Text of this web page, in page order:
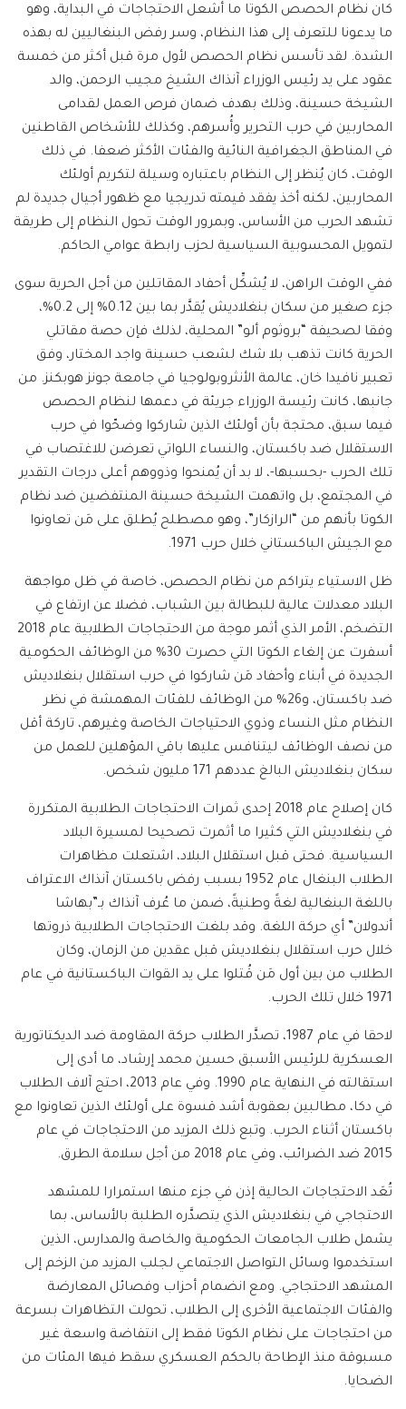
كان نظام الحصص الكوتا ما أشعل الاحتجاجات في البداية، وهو
ما يدعونا للتعرف إلى هذا النظام، وسر رفض البنغاليين له بهذه
الشدة. لقد تأسس نظام الحصص لأول مرة قبل أكثر من خمسة
عقود على يد رئيس الوزراء آنذاك الشيخ مجيب الرحمن، والد
الشيخة حسينة، وذلك بهدف ضمان فرص العمل لقدامى
المحاربين في حرب التحرير وأُسرهم، وكذلك للأشخاص القاطنين
في المناطق الجغرافية النائية والفئات الأكثر ضعفا. في ذلك
الوقت، كان يُنظر إلى النظام باعتباره وسيلة لتكريم أولئك
المحاربين، لكنه أخذ يفقد قيمته تدريجيا مع ظهور أجيال جديدة لم
تشهد الحرب من الأساس، وبمرور الوقت تحول النظام إلى طريقة
لتمويل المحسوبية السياسية لحزب رابطة عوامي الحاكم.
ففي الوقت الراهن، لا يُشكِّل أحفاد المقاتلين من أجل الحرية سوى
جزء صغير من سكان بنغلاديش يُقدَّر بما بين 0.12% إلى 0.2%،
وفقا لصحيفة “بروثوم ألو” المحلية، لذلك فإن حصة مقاتلي
الحرية كانت تذهب بلا شك لشعب حسينة واجد المختار، وفق
تعبير نافيدا خان، عالمة الأنثروبولوجيا في جامعة جونز هوبكنز. من
جانبها، كانت رئيسة الوزراء جريئة في دعمها لنظام الحصص
فيما سبق، محتجة بأن أولئك الذين شاركوا وضحّوا في حرب
الاستقلال ضد باكستان، والنساء اللواتي تعرضن للاغتصاب في
تلك الحرب -بحسبها-، لا بد أن يُمنحوا وذووهم أعلى درجات التقدير
في المجتمع، بل واتهمت الشيخة حسينة المنتفضين ضد نظام
الكوتا بأنهم من “الرازكار”، وهو مصطلح يُطلق على مَن تعاونوا
مع الجيش الباكستاني خلال حرب 1971.
ظل الاستياء يتراكم من نظام الحصص، خاصة في ظل مواجهة
البلاد معدلات عالية للبطالة بين الشباب، فضلا عن ارتفاع في
التضخم، الأمر الذي أثمر موجة من الاحتجاجات الطلابية عام 2018
أسفرت عن إلغاء الكوتا التي حصرت 30% من الوظائف الحكومية
الجديدة في أبناء وأحفاد مَن شاركوا في حرب استقلال بنغلاديش
ضد باكستان، و26% من الوظائف للفئات المهمشة في نظر
النظام مثل النساء وذوي الاحتياجات الخاصة وغيرهم، تاركة أقل
من نصف الوظائف ليتنافس عليها باقي المؤهلين للعمل من
سكان بنغلاديش البالغ عددهم 171 مليون شخص.
كان إصلاح عام 2018 إحدى ثمرات الاحتجاجات الطلابية المتكررة
في بنغلاديش التي كثيرا ما أثمرت تصحيحا لمسيرة البلاد
السياسية. فحتى قبل استقلال البلاد، اشتعلت مظاهرات
الطلاب البنغال عام 1952 بسبب رفض باكستان آنذاك الاعتراف
باللغة البنغالية لغةً وطنيةً، ضمن ما عُرف آنذاك بـ”بهاشا
أندولان” أي حركة اللغة. وقد بلغت الاحتجاجات الطلابية ذروتها
خلال حرب استقلال بنغلاديش قبل عقدين من الزمان، وكان
الطلاب من بين أول مَن قُتلوا على يد القوات الباكستانية في عام
1971 خلال تلك الحرب.
لاحقا في عام 1987، تصدَّر الطلاب حركة المقاومة ضد الديكتاتورية
العسكرية للرئيس الأسبق حسين محمد إرشاد، ما أدى إلى
استقالته في النهاية عام 1990. وفي عام 2013، احتج آلاف الطلاب
في دكا، مطالبين بعقوبة أشد قسوة على أولئك الذين تعاونوا مع
باكستان أثناء الحرب. وتبع ذلك المزيد من الاحتجاجات في عام
2015 ضد الضرائب، وفي عام 2018 من أجل سلامة الطرق.
تُعَد الاحتجاجات الحالية إذن في جزء منها استمرارا للمشهد
الاحتجاجي في بنغلاديش الذي يتصدَّره الطلبة بالأساس، بما
يشمل طلاب الجامعات الحكومية والخاصة والمدارس، الذين
استخدموا وسائل التواصل الاجتماعي لجلب المزيد من الزخم إلى
المشهد الاحتجاجي. ومع انضمام أحزاب وفصائل المعارضة
والفئات الاجتماعية الأخرى إلى الطلاب، تحولت التظاهرات بسرعة
من احتجاجات على نظام الكوتا فقط إلى انتفاضة واسعة غير
مسبوقة منذ الإطاحة بالحكم العسكري سقط فيها المئات من
الضحايا.